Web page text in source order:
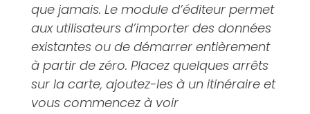
que jamais. Le module d’éditeur permet
aux utilisateurs d’importer des données
existantes ou de démarrer entièrement
à partir de zéro. Placez quelques arrêts
sur la carte, ajoutez-les à un itinéraire et
vous commencez à voir